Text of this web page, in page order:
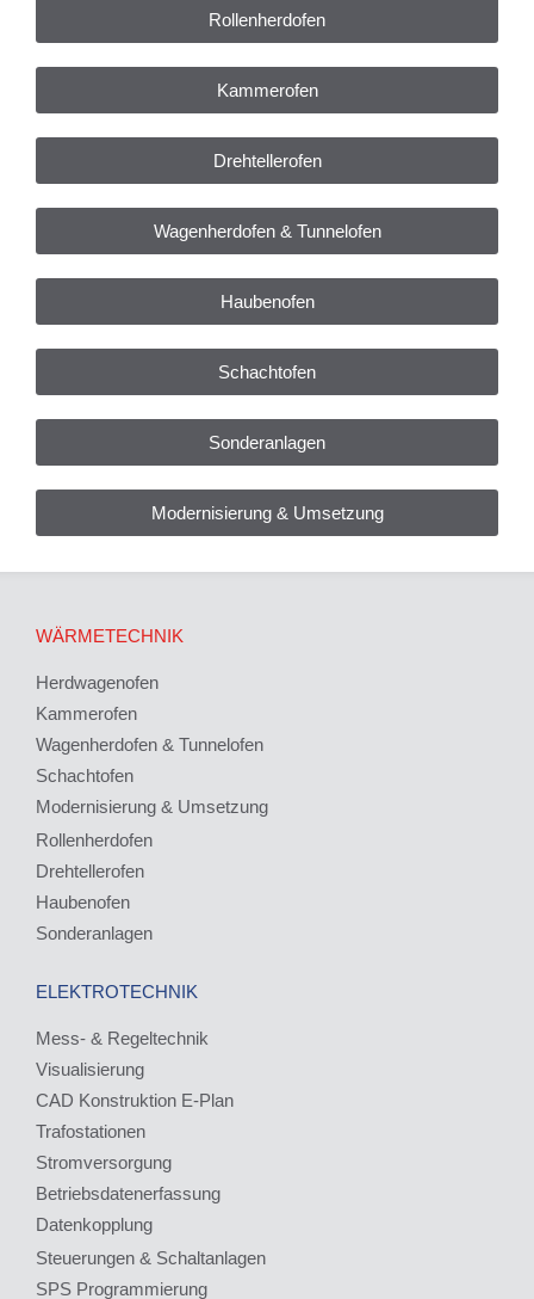
Rollenherdofen
Kammerofen
Drehtellerofen
Wagenherdofen & Tunnelofen
Haubenofen
Schachtofen
Sonderanlagen
Modernisierung & Umsetzung
WÄRMETECHNIK
Herdwagenofen
Kammerofen
Wagenherdofen & Tunnelofen
Schachtofen
Modernisierung & Umsetzung
Rollenherdofen
Drehtellerofen
Haubenofen
Sonderanlagen
ELEKTROTECHNIK
Mess- & Regeltechnik
Visualisierung
CAD Konstruktion E-Plan
Trafostationen
Stromversorgung
Betriebsdatenerfassung
Datenkopplung
Steuerungen & Schaltanlagen
SPS Programmierung